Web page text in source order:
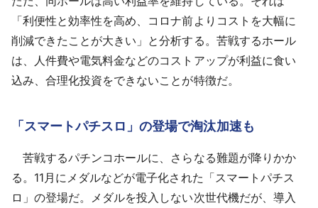
「利便性と効率性を高め、コロナ前よりコストを大幅に
削減できたことが大きい」と分析する。苦戦するホール
は、人件費や電気料金などのコストアップが利益に食い
込み、合理化投資をできないことが特徴だ。
「スマートパチスロ」の登場で淘汰加速も
苦戦するパチンコホールに、さらなる難題が降りかか
る。11月にメダルなどが電子化された「スマートパチス
ロ」の登場だ。メダルを投入しない次世代機だが、導入